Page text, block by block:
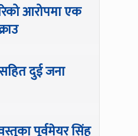
आरोपमा एक
दुई जना